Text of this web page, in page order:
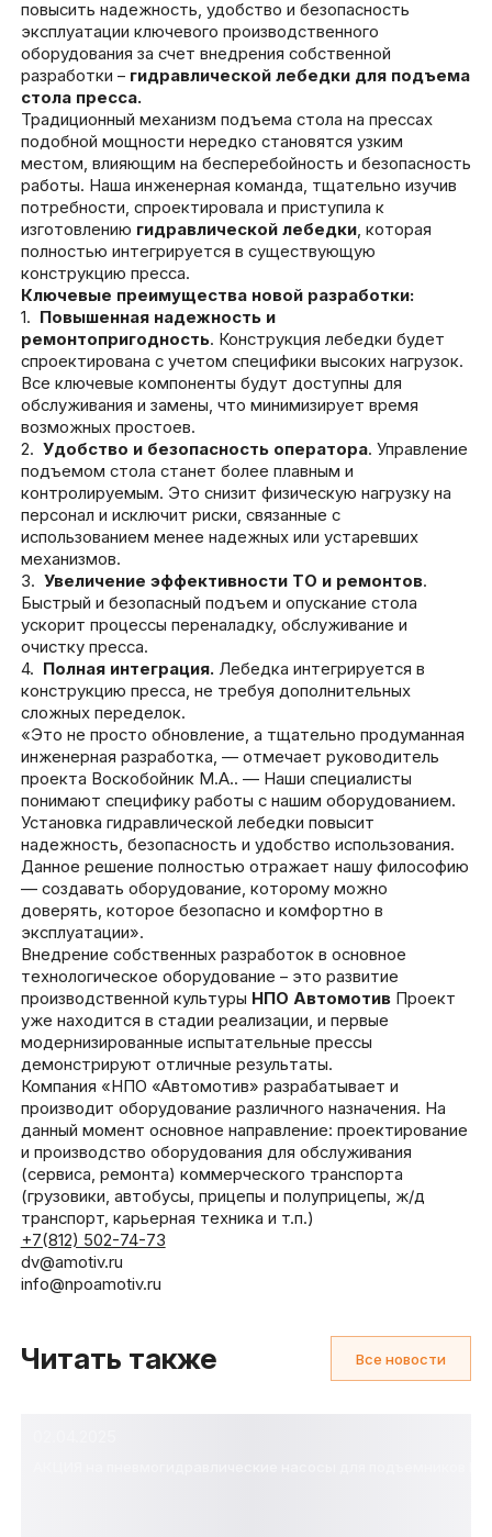
повысить надежность, удобство и безопасность
эксплуатации ключевого производственного
оборудования за счет внедрения собственной
разработки – гидравлической лебедки для подъема
стола пресса.
Традиционный механизм подъема стола на прессах
подобной мощности нередко становятся узким
местом, влияющим на бесперебойность и безопасность
работы. Наша инженерная команда, тщательно изучив
потребности, спроектировала и приступила к
изготовлению гидравлической лебедки, которая
полностью интегрируется в существующую
конструкцию пресса.
Ключевые преимущества новой разработки:
1. Повышенная надежность и
ремонтопригодность. Конструкция лебедки будет
спроектирована с учетом специфики высоких нагрузок.
Все ключевые компоненты будут доступны для
обслуживания и замены, что минимизирует время
возможных простоев.
2. Удобство и безопасность оператора. Управление
подъемом стола станет более плавным и
контролируемым. Это снизит физическую нагрузку на
персонал и исключит риски, связанные с
использованием менее надежных или устаревших
механизмов.
3. Увеличение эффективности ТО и ремонтов.
Быстрый и безопасный подъем и опускание стола
ускорит процессы переналадку, обслуживание и
очистку пресса.
4. Полная интеграция. Лебедка интегрируется в
конструкцию пресса, не требуя дополнительных
сложных переделок.
«Это не просто обновление, а тщательно продуманная
инженерная разработка, — отмечает руководитель
проекта Воскобойник М.А.. — Наши специалисты
понимают специфику работы с нашим оборудованием.
Установка гидравлической лебедки повысит
надежность, безопасность и удобство использования.
Данное решение полностью отражает нашу философию
— создавать оборудование, которому можно
доверять, которое безопасно и комфортно в
эксплуатации».
Внедрение собственных разработок в основное
технологическое оборудование – это развитие
производственной культуры НПО АвтомотивПроект
уже находится в стадии реализации, и первые
модернизированные испытательные прессы
демонстрируют отличные результаты.
Компания «НПО «Автомотив» разрабатывает и
производит оборудование различного назначения. На
данный момент основное направление: проектирование
и производство оборудования для обслуживания
(сервиса, ремонта) коммерческого транспорта
(грузовики, автобусы, прицепы и полуприцепы, ж/д
транспорт, карьерная техника и т.п.)
+7(812) 502-74-73
dv@amotiv.ru
info@npoamotiv.ru
Читать также Все новости